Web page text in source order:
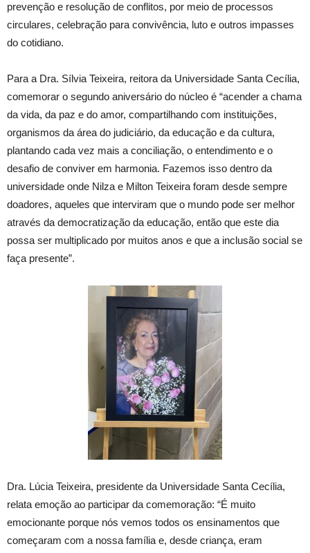
prevenção e resolução de conflitos, por meio de processos
circulares, celebração para convivência, luto e outros impasses
do cotidiano.
Para a Dra. Sílvia Teixeira, reitora da Universidade Santa Cecília,
comemorar o segundo aniversário do núcleo é “acender a chama
da vida, da paz e do amor, compartilhando com instituições,
organismos da área do judiciário, da educação e da cultura,
plantando cada vez mais a conciliação, o entendimento e o
desafio de conviver em harmonia. Fazemos isso dentro da
universidade onde Nilza e Milton Teixeira foram desde sempre
doadores, aqueles que interviram que o mundo pode ser melhor
através da democratização da educação, então que este dia
possa ser multiplicado por muitos anos e que a inclusão social se
faça presente”.
Dra. Lúcia Teixeira, presidente da Universidade Santa Cecília,
relata emoção ao participar da comemoração: “É muito
emocionante porque nós vemos todos os ensinamentos que
começaram com a nossa família e, desde criança, eram